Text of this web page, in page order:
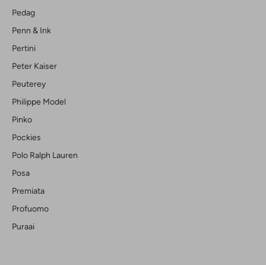
Pedag
Penn & Ink
Pertini
Peter Kaiser
Peuterey
Philippe Model
Pinko
Pockies
Polo Ralph Lauren
Posa
Premiata
Profuomo
Puraai